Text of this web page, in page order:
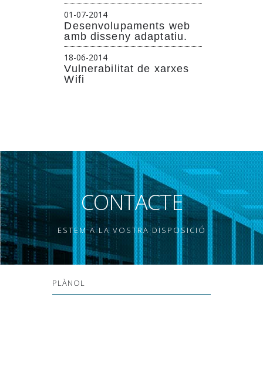
01-07-2014
Desenvolupaments web
amb disseny adaptatiu.
18-06-2014
Vulnerabilitat de xarxes
Wifi
CONTACTE
ESTEM A LA VOSTRA DISPOSICIÓ
PLÀNOL